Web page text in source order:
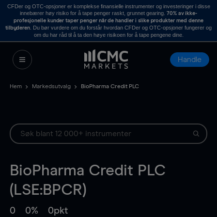
CFDer og OTC-opsjoner er komplekse finansielle instrumenter og investeringer i disse
innebærer høy risiko for å tape penger raskt, grunnet gearing. 70% av ikke-
profesjonelle kunder taper penger når de handler i slike produkter med denne
tilbyderen . Du bør vurdere om du forstår hvordan CFDer og OTC-opsjoner fungerer og
om du har råd til å ta den høye risikoen for å tape pengene dine.
Handle
Hem Markedsutvalg BioPharma Credit PLC
BioPharma Credit PLC
(LSE:BPCR)
0 0% 0pkt